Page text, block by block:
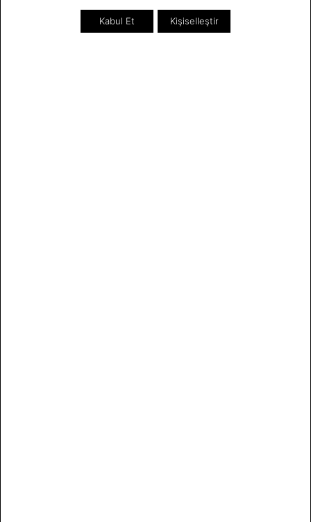
Tüm Ürünler
Takı & Aksesuar
Kabul Et Kişiselleştir